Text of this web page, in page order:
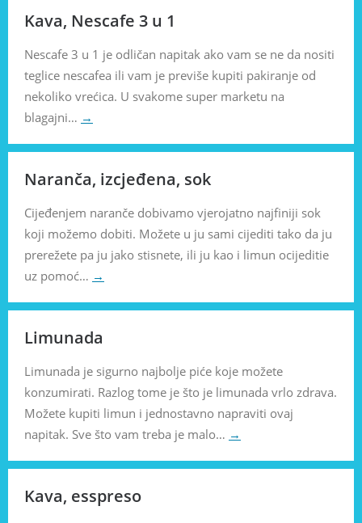
Kava, Nescafe 3 u 1
Nescafe 3 u 1 je odličan napitak ako vam se ne da nositi
teglice nescafea ili vam je previše kupiti pakiranje od
nekoliko vrećica. U svakome super marketu na
blagajni… →
Naranča, izcjeđena, sok
Cijeđenjem naranče dobivamo vjerojatno najfiniji sok
koji možemo dobiti. Možete u ju sami cijediti tako da ju
prerežete pa ju jako stisnete, ili ju kao i limun ocijeditie
uz pomoć… →
Limunada
Limunada je sigurno najbolje piće koje možete
konzumirati. Razlog tome je što je limunada vrlo zdrava.
Možete kupiti limun i jednostavno napraviti ovaj
napitak. Sve što vam treba je malo… →
Kava, esspreso